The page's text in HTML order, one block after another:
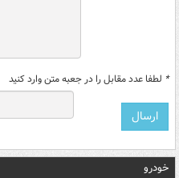
* لطفا عدد مقابل را در جعبه متن وارد کنید
خودرو